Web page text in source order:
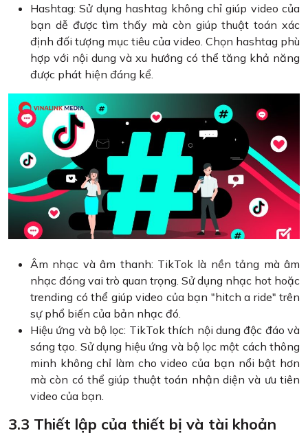
Hashtag: Sử dụng hashtag không chỉ giúp video của
bạn dễ được tìm thấy mà còn giúp thuật toán xác
định đối tượng mục tiêu của video. Chọn hashtag phù
hợp với nội dung và xu hướng có thể tăng khả năng
được phát hiện đáng kể.
Âm nhạc và âm thanh: TikTok là nền tảng mà âm
nhạc đóng vai trò quan trọng. Sử dụng nhạc hot hoặc
trending có thể giúp video của bạn "hitch a ride" trên
sự phổ biến của bản nhạc đó.
Hiệu ứng và bộ lọc: TikTok thích nội dung độc đáo và
sáng tạo. Sử dụng hiệu ứng và bộ lọc một cách thông
minh không chỉ làm cho video của bạn nổi bật hơn
mà còn có thể giúp thuật toán nhận diện và ưu tiên
video của bạn.
3.3 Thiết lập của thiết bị và tài khoản